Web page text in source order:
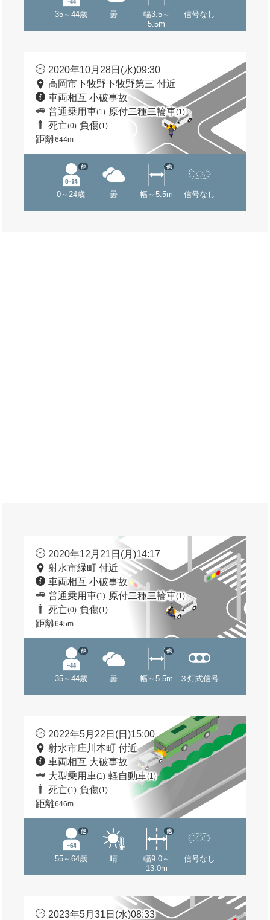
35～44歳 曇
幅3.5～
5.5m
信号なし
2020年10月28日(水)09:30
高岡市下牧野下牧野第三 付近
車両相互 小破事故
普通乗用車(1) 原付二種二輪車(1)
死亡(0) 負傷(1)
距離644m
0～24歳
他
曇 幅～5.5m
他
信号なし
2020年12月21日(月)14:17
射水市緑町 付近
車両相互 小破事故
普通乗用車(1) 原付二種二輪車(1)
死亡(0) 負傷(1)
距離645m
35～44歳
他
曇 幅～5.5m
他
３灯式信号
2022年5月22日(日)15:00
射水市庄川本町 付近
車両相互 大破事故
大型乗用車(1) 軽自動車(1)
死亡(1) 負傷(1)
距離646m
55～64歳
他
晴
幅9.0～
13.0m
他
信号なし
2023年5月31日(水)08:33